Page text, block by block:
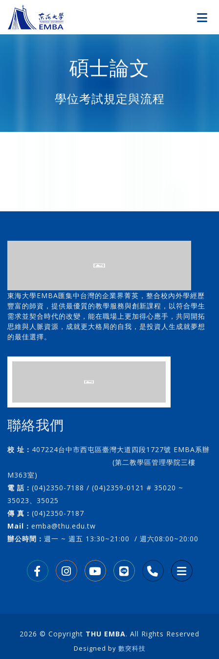
碩士論文
學位考試規定與流程
東海大學EMBA匯集中台灣的企業界菁英，整合校內外學經歷
豐富的師資，提供最優質的教學服務與創新課程，以符合學生
需求並契合時代的改變，能在職場上更加得心應手，共同開拓
思維與人脈資源，成就更大格局的自我，是投資人生成就夢想
的最佳選擇。
聯絡我們
校 址： 407224台中市西屯區臺灣大道四段1727號 EMBA系辦
(第二教學區管理學院三樓
M363室)
電 話： (04)2350-7188 / (04)2359-0121 # 35020 ~
35023、35025
傳 真： (04)2350-7187
Mail： emba@thu.edu.tw
辦公時間： 週一 ~ 週五 13:30~21:00 / 週六08:00~20:00
2026 © Copyright THU EMBA. All Rights Reserved
Designed by 數突科技